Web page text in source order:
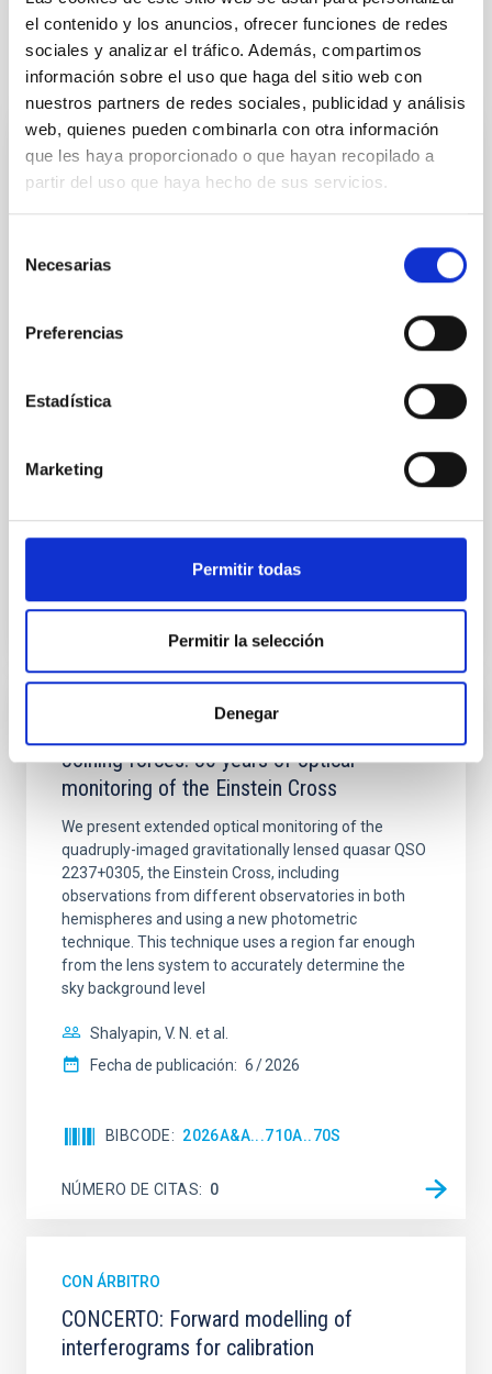
el contenido y los anuncios, ofrecer funciones de redes
sociales y analizar el tráfico. Además, compartimos
información sobre el uso que haga del sitio web con
nuestros partners de redes sociales, publicidad y análisis
web, quienes pueden combinarla con otra información
que les haya proporcionado o que hayan recopilado a
partir del uso que haya hecho de sus servicios.
Necesarias
Preferencias
Estadística
Marketing
Permitir todas
Permitir la selección
Denegar
Te puede interesar
CON ÁRBITRO
The impact of star formation histories on
the inner dark matter density slopes of
galaxies
matter density profiles of simulated galaxies. In
temporal distribution of star formation influence the
formation of cored versus cuspy dark matter profiles.
Sarrato-Alós, J. et al.
2026A&A...710A..95S
Joining forces: 30 years of optical
monitoring of the Einstein Cross
We present extended optical monitoring of the
quadruply-imaged gravitationally lensed quasar QSO
2237+0305, the Einstein Cross, including
observations from different observatories in both
hemispheres and using a new photometric
technique. This technique uses a region far enough
from the lens system to accurately determine the
sky background level
Shalyapin, V. N. et al.
Fecha de publicación: 6 2026
BIBCODE 2026A&A...710A..70S
NÚMERO DE CITAS 0
CON ÁRBITRO
CONCERTO: Forward modelling of
interferograms for calibration